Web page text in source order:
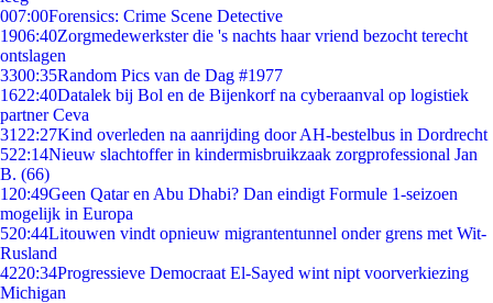
007:00Forensics: Crime Scene Detective
1906:40Zorgmedewerkster die 's nachts haar vriend bezocht terecht
ontslagen
3300:35Random Pics van de Dag #1977
1622:40Datalek bij Bol en de Bijenkorf na cyberaanval op logistiek
partner Ceva
31 22:27Kind overleden na aanrijding door AH-bestelbus in Dordrecht
522:14Nieuw slachtoffer in kindermisbruikzaak zorgprofessional Jan
B. (66)
1 20:49Geen Qatar en Abu Dhabi? Dan eindigt Formule 1-seizoen
mogelijk in Europa
520:44Litouwen vindt opnieuw migrantentunnel onder grens met Wit-
Rusland
4220:34Progressieve Democraat El-Sayed wint nipt voorverkiezing
Michigan